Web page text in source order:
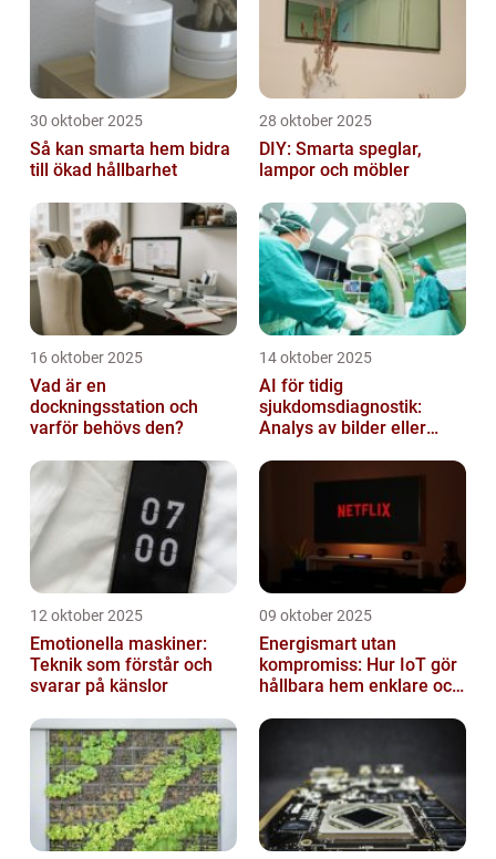
30 oktober 2025
Så kan smarta hem bidra
till ökad hållbarhet
28 oktober 2025
DIY: Smarta speglar,
lampor och möbler
16 oktober 2025
Vad är en
dockningsstation och
varför behövs den?
14 oktober 2025
AI för tidig
sjukdomsdiagnostik:
Analys av bilder eller
12 oktober 2025
Emotionella maskiner:
Teknik som förstår och
svarar på känslor
09 oktober 2025
Energismart utan
kompromiss: Hur IoT gör
hållbara hem enklare och